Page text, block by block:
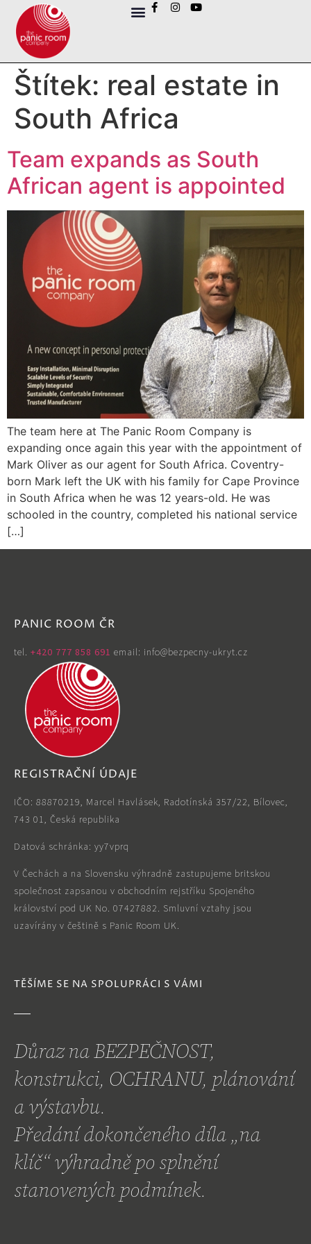
Štítek: real estate in
South Africa
Team expands as South
African agent is appointed
The team here at The Panic Room Company is
expanding once again this year with the appointment of
Mark Oliver as our agent for South Africa. Coventry-
born Mark left the UK with his family for Cape Province
in South Africa when he was 12 years-old. He was
schooled in the country, completed his national service
[…]
TĚŠÍME SE NA SPOLUPRÁCI S VÁMI
Důraz na BEZPEČNOST,
konstrukci, OCHRANU, plánování
a výstavbu.
Předání dokončeného díla „na
klíč“ výhradně po splnění
stanovených podmínek.
PANIC ROOM ČR
tel. ‭ +420 777 858 691 email: info@bezpecny-ukryt.cz
REGISTRAČNÍ ÚDAJE
IČO: 88870219, Marcel Havlásek, Radotínská 357/22, Bílovec,
743 01, Česká republika
Datová schránka: yy7vprq
V Čechách a na Slovensku výhradně zastupujeme britskou
společnost zapsanou v obchodním rejstříku Spojeného
království pod UK No. 07427882. Smluvní vztahy jsou
uzavírány v češtině s Panic Room UK.